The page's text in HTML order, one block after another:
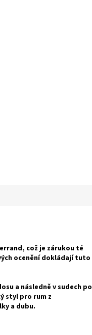
což je zárukou té
ocenění dokládají tuto
a následně v sudech po
styl pro rum z
a dubu.